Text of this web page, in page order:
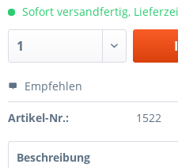
Sofort versandfertig,
Empfehlen
Artikel-Nr.: 1522
Beschreibung